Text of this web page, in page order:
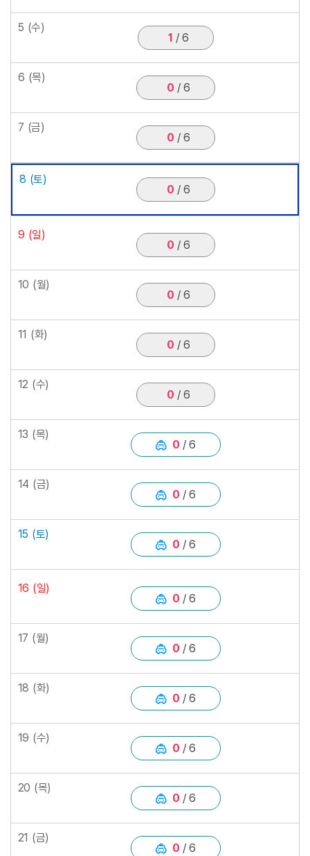
5 (수)
1 / 6
6 (목)
0 / 6
7 (금)
0 / 6
8 (토)
0 / 6
9 (일)
0 / 6
10 (월)
0 / 6
11 (화)
0 / 6
12 (수)
0 / 6
13 (목)
0 / 6
14 (금)
0 / 6
15 (토)
0 / 6
16 (일)
0 / 6
17 (월)
0 / 6
18 (화)
0 / 6
19 (수)
0 / 6
20 (목)
0 / 6
21 (금)
0 / 6